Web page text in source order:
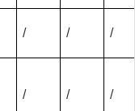
/ / /
/ / /